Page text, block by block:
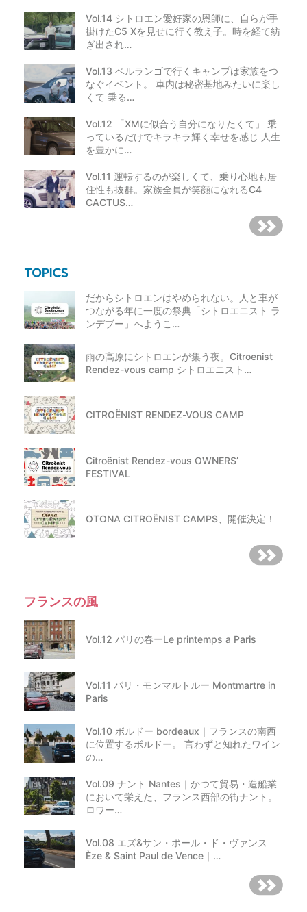
Vol.14 シトロエン愛好家の恩師に、自らが手
掛けたC5 Xを見せに行く教え子。時を経て紡
ぎ出され…
Vol.13 ベルランゴで行くキャンプは家族をつ
なぐイベント。 車内は秘密基地みたいに楽し
くて 乗る…
Vol.12 「XMに似合う自分になりたくて」 乗
っているだけでキラキラ輝く幸せを感じ 人生
を豊かに…
Vol.11 運転するのが楽しくて、乗り心地も居
住性も抜群。家族全員が笑顔になれるC4
CACTUS…
だからシトロエンはやめられない。人と車が
つながる年に一度の祭典「シトロエニスト ラ
ンデブー」へようこ…
雨の高原にシトロエンが集う夜。Citroenist
Rendez-vous camp シトロエニスト…
CITROËNIST RENDEZ-VOUS CAMP
Citroënist Rendez-vous OWNERS’
FESTIVAL
OTONA CITROËNIST CAMPS、開催決定！
フランスの風
Vol.12 パリの春ーLe printemps a Paris
Vol.11 パリ・モンマルトルー Montmartre in
Paris
Vol.10 ボルドー bordeaux｜フランスの南西
に位置するボルドー。 言わずと知れたワイン
の…
Vol.09 ナント Nantes｜かつて貿易・造船業
において栄えた、フランス西部の街ナント。
ロワー…
Vol.08 エズ&サン・ポール・ド・ヴァンス
Èze & Saint Paul de Vence｜…